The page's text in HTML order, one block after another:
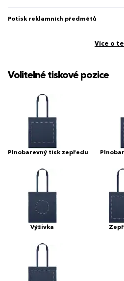
Potisk reklamních předmětů
Více o
Volitelné tiskové pozice
Plnobarevný tisk zepředu
Výšivka